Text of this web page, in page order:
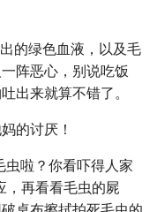
的绿色血液，以及毛
阵恶心，别说吃饭
出来就算不错了。
的讨厌！
虫啦？你看吓得人家
，再看看毛虫的屍